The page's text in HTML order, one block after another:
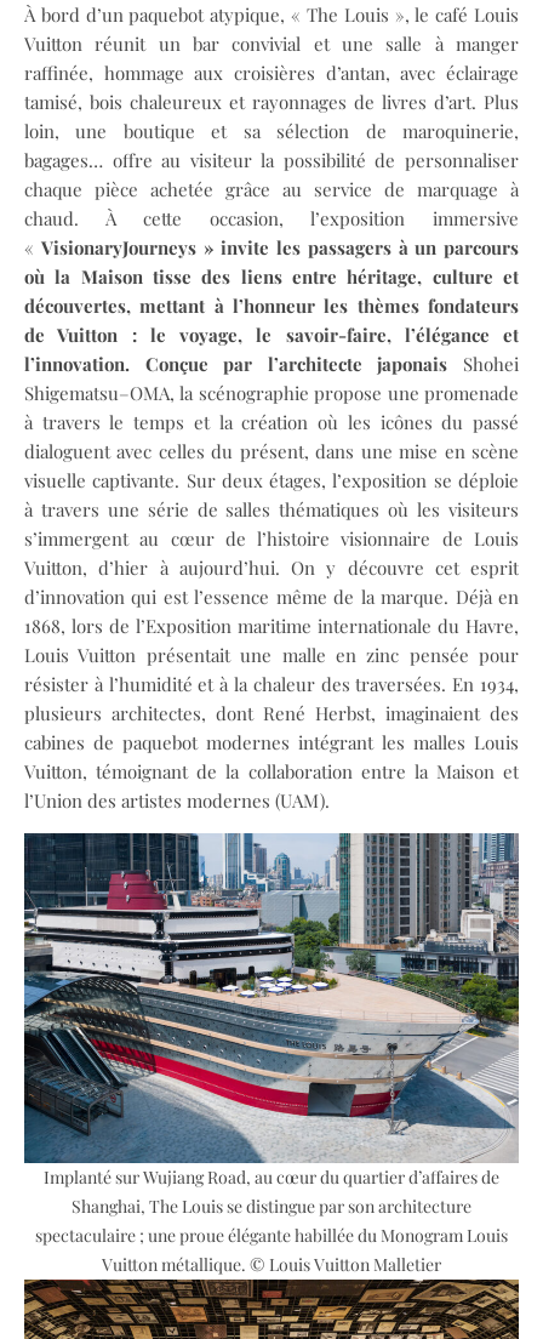
À bord d’un paquebot atypique, « The Louis », le café Louis
Vuitton réunit un bar convivial et une salle à manger
raffinée, hommage aux croisières d’antan, avec éclairage
tamisé, bois chaleureux et rayonnages de livres d’art. Plus
loin, une boutique et sa sélection de maroquinerie,
bagages… offre au visiteur la possibilité de personnaliser
chaque pièce achetée grâce au service de marquage à
chaud. À cette occasion, l’exposition immersive
« VisionaryJourneys » invite les passagers à un parcours
où la Maison tisse des liens entre héritage, culture et
découvertes, mettant à l’honneur les thèmes fondateurs
de Vuitton : le voyage, le savoir-faire, l’élégance et
l’innovation. Conçue par l’architecte japonais Shohei
Shigematsu–OMA, la scénographie propose une promenade
à travers le temps et la création où les icônes du passé
dialoguent avec celles du présent, dans une mise en scène
visuelle captivante. Sur deux étages, l’exposition se déploie
à travers une série de salles thématiques où les visiteurs
s’immergent au cœur de l’histoire visionnaire de Louis
Vuitton, d’hier à aujourd’hui. On y découvre cet esprit
d’innovation qui est l’essence même de la marque. Déjà en
1868, lors de l’Exposition maritime internationale du Havre,
Louis Vuitton présentait une malle en zinc pensée pour
résister à l’humidité et à la chaleur des traversées. En 1934,
plusieurs architectes, dont René Herbst, imaginaient des
cabines de paquebot modernes intégrant les malles Louis
Vuitton, témoignant de la collaboration entre la Maison et
l’Union des artistes modernes (UAM).
Implanté sur Wujiang Road, au cœur du quartier d’affaires de
Shanghai, The Louis se distingue par son architecture
spectaculaire ; une proue élégante habillée du Monogram Louis
Vuitton métallique. © Louis Vuitton Malletier